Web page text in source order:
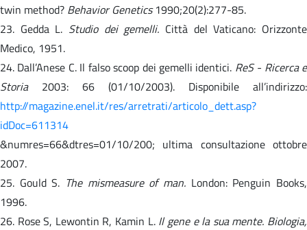
twin method? Behavior Genetics1990;20(2):277-85.
23. Gedda L. Studio dei gemelli. Città del Vaticano: Orizzonte
Medico, 1951.
24. Dall’Anese C. Il falso scoop dei gemelli identici. ReS - Ricerca e
Storia 2003: 66 (01/10/2003). Disponibile all’indirizzo:
http://magazine.enel.it/res/arretrati/articolo_dett.asp?
idDoc=611314
&numres=66&dtres=01/10/200; ultima consultazione ottobre
2007.
25. Gould S. The mismeasure of man. London: Penguin Books,
1996.
26. Rose S, Lewontin R, Kamin L. Il gene e la sua mente. Biologia,